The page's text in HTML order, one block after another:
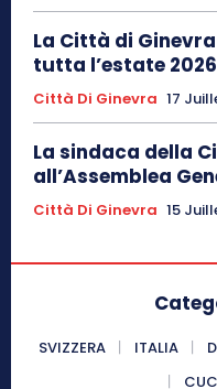
La Città di
tutta l’estate 2026
Città Di Ginevra 17
La sindaca della
all’Assemblea
Città Di Ginevra 15
SVIZZERA ITALIA